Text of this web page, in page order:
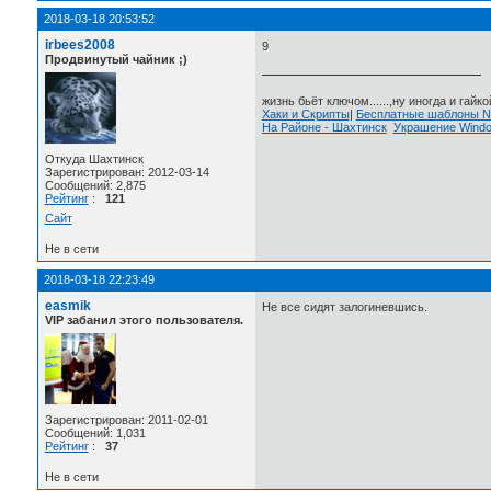
2018-03-18 20:53:52
irbees2008
Продвинутый чайник ;)
Откуда Шахтинск
Зарегистрирован: 2012-03-14
Сообщений: 2,875
Рейтинг: 121
Сайт
9
жизнь бьёт ключом......,ну иногда и
Хаки и Скрипты| Бесплатные шаблоны
На Районе - Шахтинск Украшение
Не в сети
2018-03-18 22:23:49
easmik
VIP забанил этого пользователя.
Зарегистрирован: 2011-02-01
Сообщений: 1,031
Рейтинг: 37
Не все сидят залогиневшись.
Не в сети